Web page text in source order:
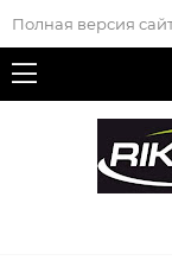
Полная версия